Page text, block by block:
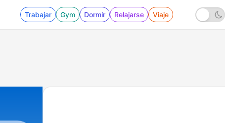
Trabajar Gym Dormir Relajarse Viaje